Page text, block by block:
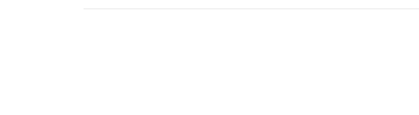
van 2000 en is gelegen op een perceel van 301 m2. De